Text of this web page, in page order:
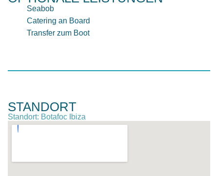
Seabob
Catering an Board
Transfer zum Boot
STANDORT
Standort: Botafoc Ibiza